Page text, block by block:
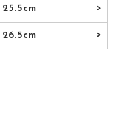
25.5cm
26.5cm